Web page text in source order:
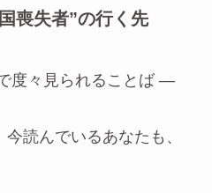
喪失者”の行く先
度々見られることば ―
読んでいるあなたも、